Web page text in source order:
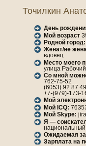
Точилкин
День
Мой возраст
Родной город:
Женaт/не
вдовец
Место моего
улица Рабочий
Со мной
762-75-52
(6053) 92 87 49
+7-(979)-173-
Мой
Мой ICQ:
Мой Skype:
Я —
нaционaльный
Ожидаемая
Зарплата нa